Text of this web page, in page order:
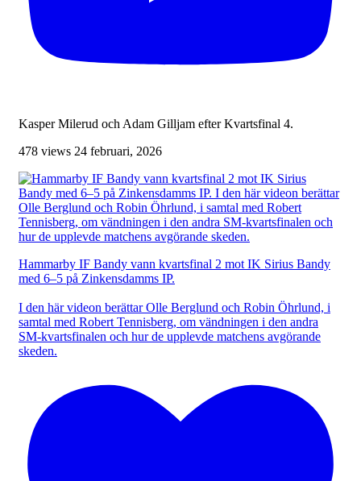
Kasper Milerud och Adam Gilljam efter Kvartsfinal 4.
478 views 24 februari, 2026
Hammarby IF Bandy vann kvartsfinal 2 mot IK Sirius Bandy
med 6–5 på Zinkensdamms IP.
I den här videon berättar Olle Berglund och Robin Öhrlund, i
samtal med Robert Tennisberg, om vändningen i den andra
SM-kvartsfinalen och hur de upplevde matchens avgörande
skeden.